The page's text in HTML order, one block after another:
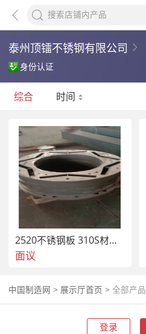
泰州顶镭不锈钢有限公司
身份认证
综合 时间
2520不锈钢板 310S材质 激光精密切割
面议
中国制造网 > 展示厅首页 > 全部产品
登录